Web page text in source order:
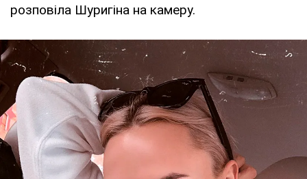
розповіла Шуригіна на камеру.